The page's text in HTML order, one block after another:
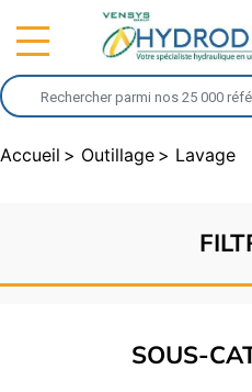
Accueil Outillage Lavage
SOUS-